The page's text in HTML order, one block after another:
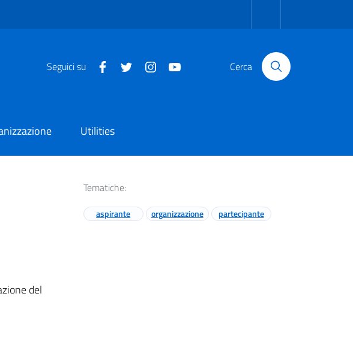
Seguici su Cerca
Utilities
del
Tematiche:
aspirante organizzazione partecipante